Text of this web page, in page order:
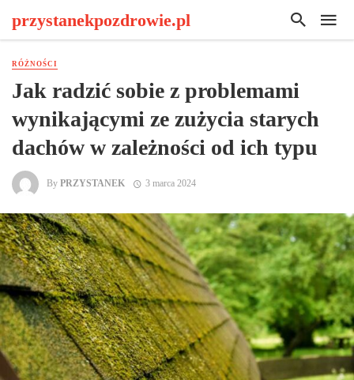
przystanekpozdrowie.pl
RÓŻNOŚCI
Jak radzić sobie z problemami
wynikającymi ze zużycia starych
dachów w zależności od ich typu
By PRZYSTANEK 3 marca 2024